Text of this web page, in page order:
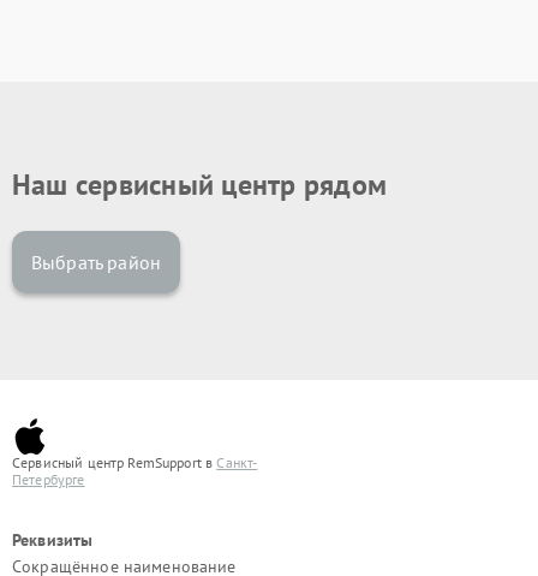
Наш сервисный центр рядом
Выбрать район
Сервисный центр RemSupport вСанкт-
Петербурге
Реквизиты
Сокращённое наименование